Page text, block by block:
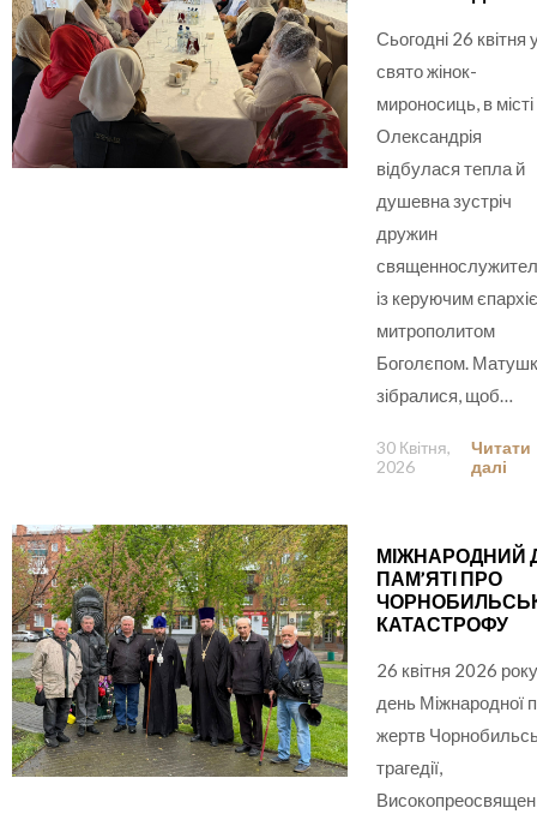
Сьогодні 26 квітня
свято жінок-
мироносиць, в місті
Олександрія
відбулася тепла й
душевна зустріч
дружин
із керуючим
митрополитом
Боголєпом.
зібралися, щоб…
30 Квітня,
2026
Читати
далі
МІЖНАРОДНИЙ
ПАМ’ЯТІ ПРО
КАТАСТРОФУ
26 квітня 2026
день Міжнародної
жертв
трагедії,